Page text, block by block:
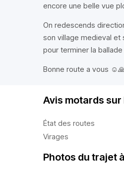
encore une belle vue
On redescends
son village medieval et
pour terminer la
Bonne route a vous
Avis motards sur
État des routes
Virages
Photos du trajet